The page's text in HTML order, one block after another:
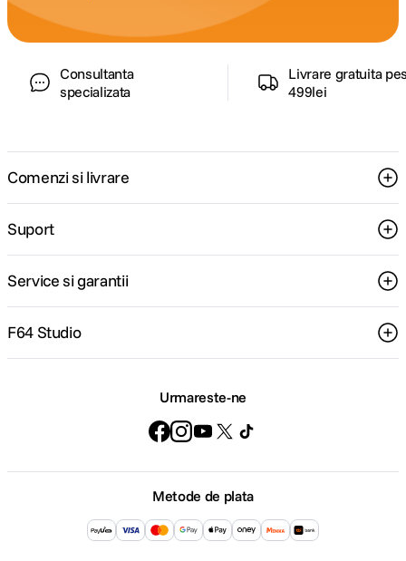
Consultanta
specializata
Livrare gratuita
499lei
Comenzi si livrare
Suport
Service si garantii
F64 Studio
Urmareste-ne
Metode de plata